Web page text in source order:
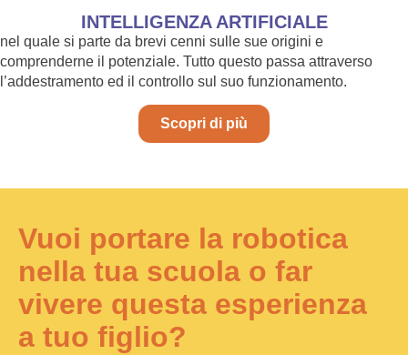
INTELLIGENZA ARTIFICIALE
nel quale si parte da brevi cenni sulle sue origini e
comprenderne il potenziale. Tutto questo passa attraverso
l’addestramento ed il controllo sul suo funzionamento.
Scopri di più
Vuoi portare la robotica
nella tua scuola o far
vivere questa esperienza
a tuo figlio?